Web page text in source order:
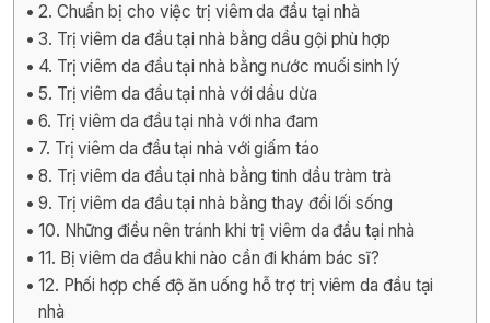
2. Chuẩn bị cho việc trị viêm da đầu tại nhà
3. Trị viêm da đầu tại nhà bằng dầu gội phù hợp
4. Trị viêm da đầu tại nhà bằng nước muối sinh lý
5. Trị viêm da đầu tại nhà với dầu dừa
6. Trị viêm da đầu tại nhà với nha đam
7. Trị viêm da đầu tại nhà với giấm táo
8. Trị viêm da đầu tại nhà bằng tinh dầu tràm trà
9. Trị viêm da đầu tại nhà bằng thay đổi lối sống
10. Những điều nên tránh khi trị viêm da đầu tại nhà
11. Bị viêm da đầu khi nào cần đi khám bác sĩ?
12. Phối hợp chế độ ăn uống hỗ trợ trị viêm da đầu tại
nhà